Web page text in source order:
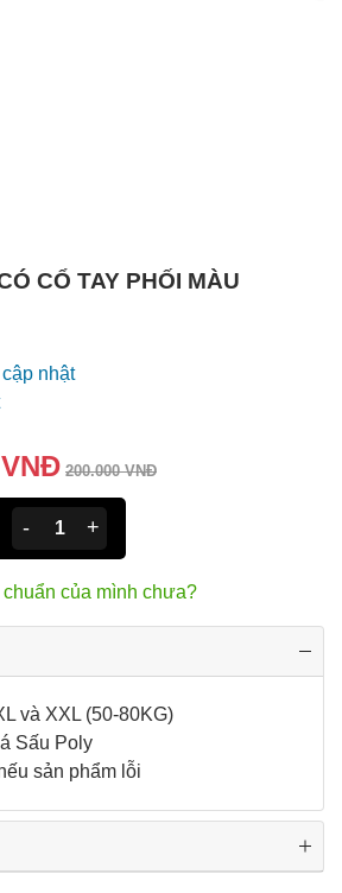
CỔ TAY PHỐI MÀU
nhật
200.000 VNĐ
- +
của mình chưa?
và XXL (50-80KG)
Sấu Poly
sản phẩm lỗi